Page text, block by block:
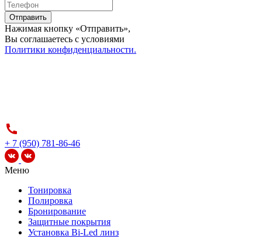
Отправить
Нажимая кнопку «Отправить»,
Вы соглашаетесь c условиями
Политики конфиденциальности.
+ 7 (950) 781-86-46
Меню
Тонировка
Полировка
Бронирование
Защитные покрытия
Установка Bi-Led линз